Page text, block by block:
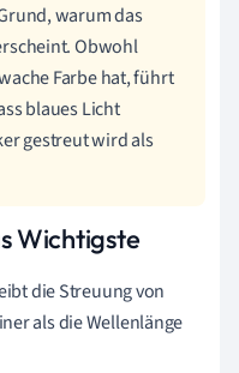
warum das
Obwohl
Farbe hat, führt
blaues Licht
gestreut wird als
Wichtigste
die Streuung von
als die Wellenlänge